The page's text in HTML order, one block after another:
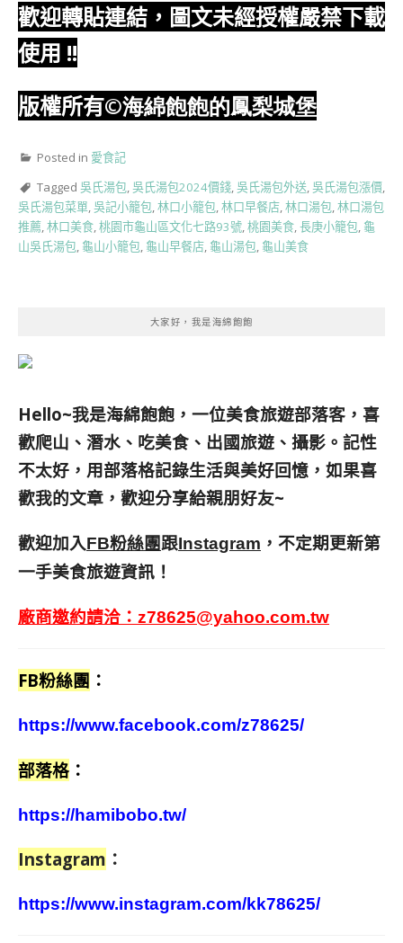
歡迎轉貼連結，圖文未經授權嚴禁下載
使用 !!
版權所有©海綿飽飽的鳳梨城堡
Posted in 愛食記
Tagged 吳氏湯包,吳氏湯包2024價錢,吳氏湯包外送,吳氏湯包漲價,
吳氏湯包菜單,吳記小籠包,林口小籠包,林口早餐店,林口湯包,林口湯包
推薦,林口美食,桃園市龜山區文化七路93號,桃園美食,長庚小籠包, 龜
山吳氏湯包, 龜山小籠包, 龜山早餐店, 龜山湯包, 龜山美食
大家好，我是海綿飽飽
Hello~我是海綿飽飽，一位美食旅遊部落客， 喜
歡爬山、潛水、吃美食、出國旅遊、攝影。 記性
不太好，用部落格記錄生活與美好回憶， 如果喜
歡我的文章，歡迎分享給親朋好友~
歡迎加入FB粉絲團跟Instagram ，不定期更新第
一手美食旅遊資訊！
廠商邀約請洽： z78625@yahoo.com.tw
FB粉絲團 ：
https://www.facebook.com/z78625/
部落格 ：
https://hamibobo.tw/
Instagram ：
https://www.instagram.com/kk78625/